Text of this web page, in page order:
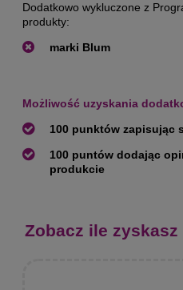
Dodatkowo wykluczone z
produkty:
marki Blum
Możliwość uzyskania
100 punktów zapisując
100 puntów dodając
produkcie
Zobacz ile